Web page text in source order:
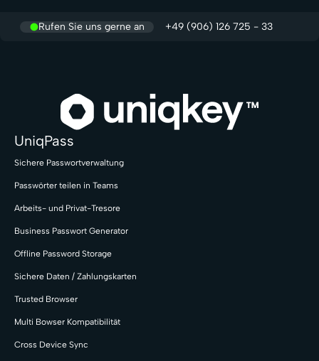
Rufen Sie uns gerne an +49 (906) 126 725 - 33
UniqPass
Sichere Passwortverwaltung
Passwörter teilen in Teams
Arbeits- und Privat-Tresore
Business Passwort Generator
Offline Password Storage
Sichere Daten / Zahlungskarten
Trusted Browser
Multi Bowser Kompatibilität
Cross Device Sync